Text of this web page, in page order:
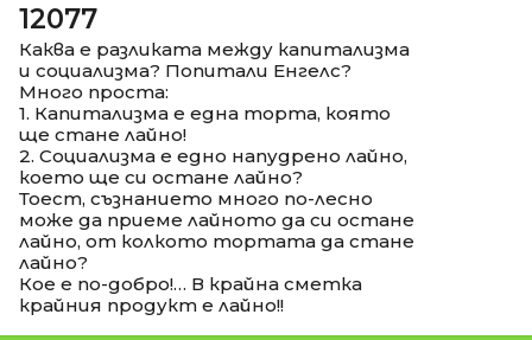
12077
Каква е разликата между капитализма
и социализма? Попитали Енгелс?
Много проста:
1. Капитализма е една торта, която
ще стане лайно!
2. Социализма е едно напудрено лайно,
което ще си остане лайно?
Тоест, съзнанието много по-лесно
може да приеме лайното да си остане
лайно, от колкото тортата да стане
лайно?
Кое е по-добро!… В крайна сметка
крайния продукт е лайно!!